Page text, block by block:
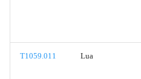
T1059.011 Lua